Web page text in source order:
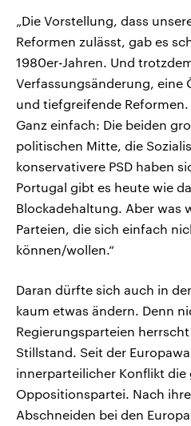
„Die Vorstellung, dass
Reformen zulässt, gab es
1980er-Jahren. Und
Verfassungsänderung, eine
und tiefgreifende Reformen.
Ganz einfach: Die beiden
politischen Mitte, die
konservativere PSD haben
Portugal gibt es heute wie
Blockadehaltung. Aber was
Parteien, die sich einfach
können/wollen.“
Daran dürfte sich auch in
kaum etwas ändern. Denn
Regierungsparteien
Stillstand. Seit der
innerparteilicher Konflikt die
Oppositionspartei. Nach
Abschneiden bei den